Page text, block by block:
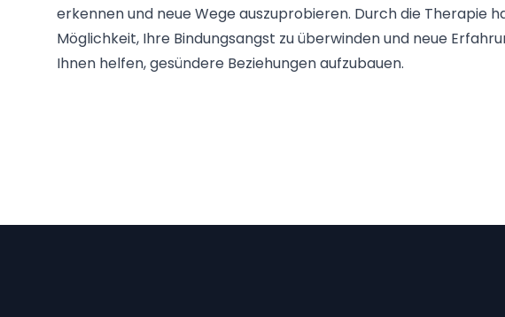
erkennen und neue Wege auszuprobieren. Durch die Therapie
Möglichkeit, Ihre Bindungsangst zu überwinden und neue
Ihnen helfen, gesündere Beziehungen aufzubauen.